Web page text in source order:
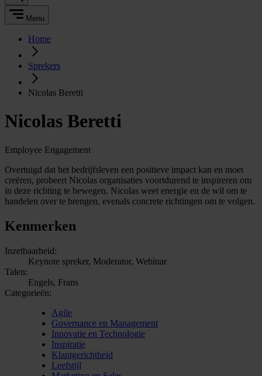
Menu
Home
Sprekers
Nicolas Beretti
Nicolas Beretti
Employee Engagement
Overtuigd dat het bedrijfsleven een positieve impact kan en moet
creëren, probeert Nicolas organisaties voortdurend te inspireren om
in deze richting te bewegen. Nicolas weet energie en de wil om te
handelen over te brengen, evenals concrete richtingen om te volgen.
Kenmerken
Inzetbaarheid:
Keynote spreker, Moderator, Webinar
Talen:
Engels, Frans
Categorieën:
Agile
Governance en Management
Innovatie en Technologie
Inspiratie
Klantgerichtheid
Leefstijl